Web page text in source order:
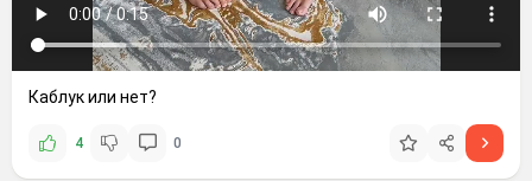
Каблук или нет?
4 0